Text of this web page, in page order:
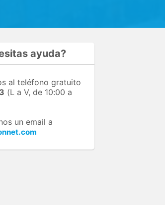
ayuda?
al teléfono gratuito
(L a V, de 10:00 a
un email a